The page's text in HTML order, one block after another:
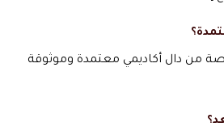
من دال أكاديمي معتمدة وموثوقة